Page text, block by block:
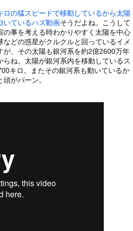
ライナ。
ロの猛スピードで移動しているから太陽
いているハズ動画そうだよね。こうして
の事を考える時わかりやすく太陽を中心
などの惑星がクルクルと回っているイメ
が、その太陽も銀河系を約2億2600万年
らね。太陽が銀河系内を移動しているス
キロ。またその銀河系も動いているか
がパーン。